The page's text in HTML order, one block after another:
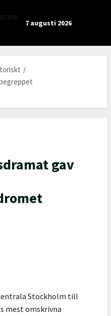
7 augusti 2026
gav
Stockholm till
mest omskrivna